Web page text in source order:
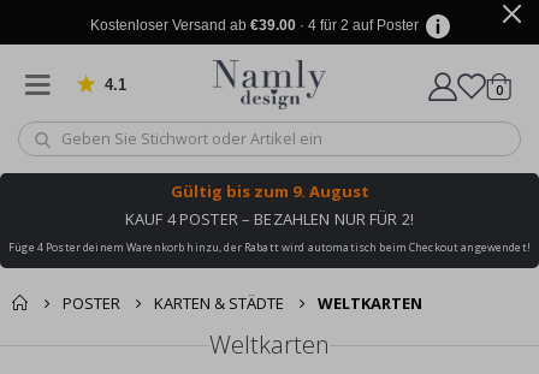
Kostenloser Versand ab €39.00· 4 für 2 auf Poster
4.1 von 1031 Bewertungen
Wagen
0
Gültig bis zum 9. August
KAUF 4 POSTER – BEZAHLEN NUR FÜR 2!
Füge 4 Poster deinem Warenkorb hinzu, der Rabatt wird automatisch beim Checkout angewendet!
POSTER KARTEN & STÄDTE WELTKARTEN
Weltkarten